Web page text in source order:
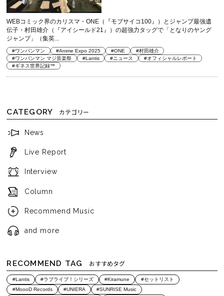
WEBコミック界のカリスマ・ONE（『モブサイコ100』）とジャンプ最強遺
伝子・村田雄介（『アイシールド21』）の超強力タッグで「となりのヤング
ジャンプ」（集英...
#ワンパンマン #Anime Expo 2025 #ONE
#村田雄介
#ワンパンマン マジ音楽祭
#Lantis #ニュース
#オフィシャルレポート
#ギネス世界記録™
CATEGORY カテゴリー
News
Live Report
Interview
Column
Recommend Music
and more
RECOMMEND TAG おすすめタグ
#Lantis #ラブライブ！シリーズ #Kiramune
#セットリスト
#MoooD Records
#UNIERA
#SUNRISE Music